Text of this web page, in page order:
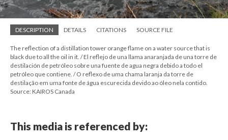
DESCRIPTION DETAILS CITATIONS SOURCE FILE
The reflection of a distillation tower orange flame on a water source that is
black due to all the oil in it. / El reflejo de una llama anaranjada de una torre de
destilación de petróleo sobre una fuente de agua negra debido a todo el
petróleo que contiene. / O reflexo de uma chama laranja da torre de
destilação em uma fonte de água escurecida devido ao óleo nela contido.
Source: KAIROS Canada
This media is referenced by: